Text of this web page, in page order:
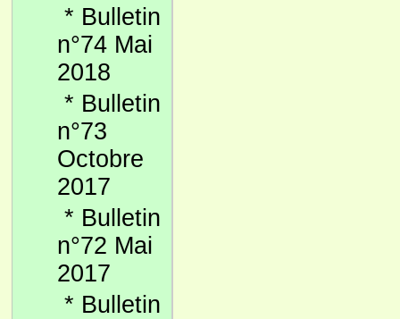
* Bulletin
n°74 Mai
2018
* Bulletin
n°73
Octobre
2017
* Bulletin
n°72 Mai
2017
* Bulletin